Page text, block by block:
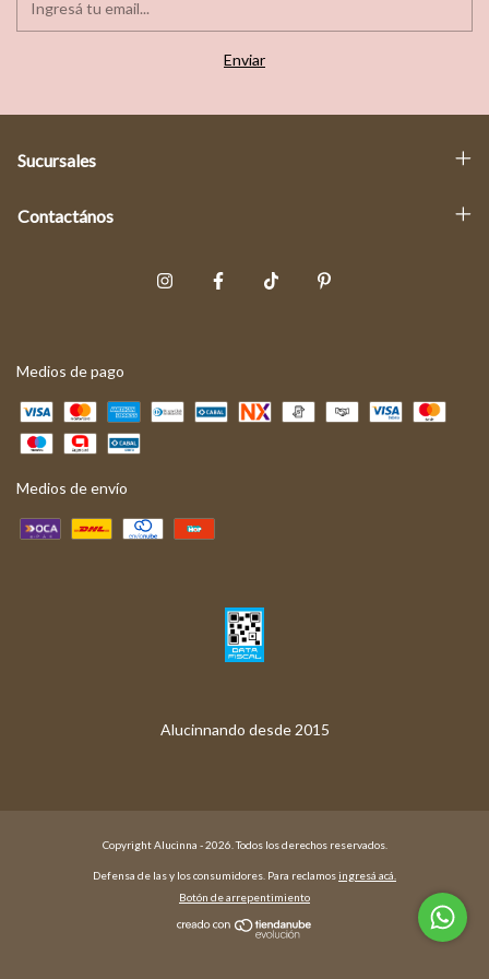
Sucursales
Contactános
Medios de pago
Medios de envío
Copyright Alucinna - 2026. Todos los derechos reservados.
Defensa de las y los consumidores. Para reclamosingresá acá.
Botón de arrepentimiento